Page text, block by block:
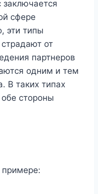
заключается
сфере
эти типы
от
партнеров
одним и тем
В таких типах
стороны